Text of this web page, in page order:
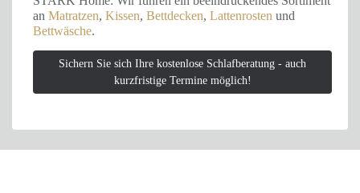
an Matratzen, Kissen, Bettdecken, Lattenrosten und
Bettwäsche.
Sichern Sie sich Ihre kostenlose Schlafberatung - auch
kurzfristige Termine möglich!